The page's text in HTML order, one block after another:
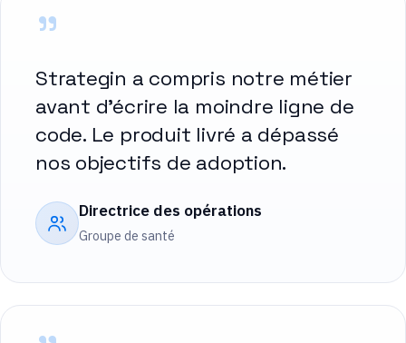
"
Strategin a compris notre métier
avant d'écrire la moindre ligne de
code. Le produit livré a dépassé
nos objectifs de adoption.
Directrice des opérations
Groupe de santé